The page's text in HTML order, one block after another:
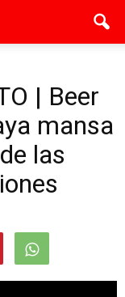
| Beer
mansa
las